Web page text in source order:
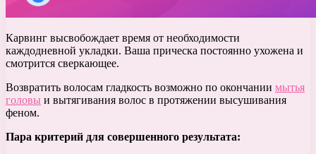
Карвинг высвобождает время от необходимости
каждодневной укладки. Ваша прическа постоянно ухожена и
смотрится сверкающее.
Возвратить волосам гладкость возможно по окончании мытья
головы и вытягивания волос в протяжении высушивания
феном.
Пара критерий для совершенного результата: